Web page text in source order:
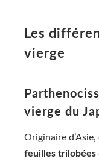
Les
vierge
vierge du
Originaire
feuilles trilobées